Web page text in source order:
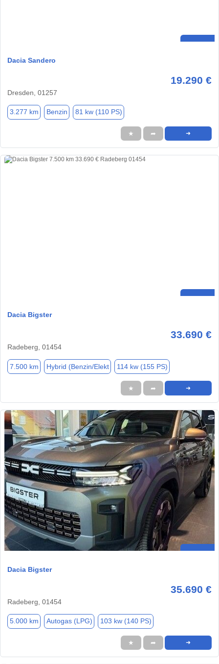
Dacia Sandero
19.290 €
Dresden, 01257
3.277 km Benzin 81 kw (110 PS)
★ ➦ ➜
Dacia Bigster
33.690 €
Radeberg, 01454
7.500 km Hybrid (Benzin/Elekt 114 kw (155 PS)
★ ➦ ➜
Dacia Bigster
35.690 €
Radeberg, 01454
5.000 km Autogas (LPG) 103 kw (140 PS)
★ ➦ ➜